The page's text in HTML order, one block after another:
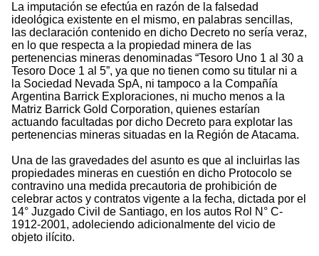
La imputación se efectúa en razón de la falsedad
ideológica existente en el mismo, en palabras sencillas,
las declaración contenido en dicho Decreto no sería veraz,
en lo que respecta a la propiedad minera de las
pertenencias mineras denominadas “Tesoro Uno 1 al 30 a
Tesoro Doce 1 al 5”, ya que no tienen como su titular ni a
la Sociedad Nevada SpA, ni tampoco a la Compañía
Argentina Barrick Exploraciones, ni mucho menos a la
Matriz Barrick Gold Corporation, quienes estarían
actuando facultadas por dicho Decreto para explotar las
pertenencias mineras situadas en la Región de Atacama.
Una de las gravedades del asunto es que al incluirlas las
propiedades mineras en cuestión en dicho Protocolo se
contravino una medida precautoria de prohibición de
celebrar actos y contratos vigente a la fecha, dictada por el
14° Juzgado Civil de Santiago, en los autos Rol N° C-
1912-2001, adoleciendo adicionalmente del vicio de
objeto ilícito.